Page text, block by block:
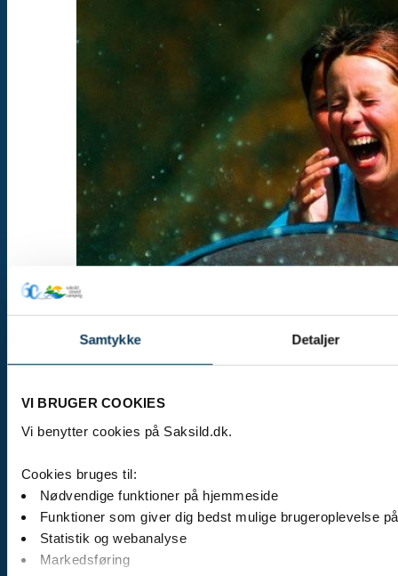
Samtykke Detaljer
VI BRUGER COOKIES
Vi benytter cookies på Saksild.dk.
Cookies bruges til:
Nødvendige funktioner på hjemmeside
Funktioner som giver dig bedst mulige brugeroplevelse
Statistik og webanalyse
Markedsføring